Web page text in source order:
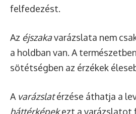
felfedezést.
Az éjszakavarázslata nem
a holdban van. A
sötétségben az érzékek
A varázslatérzése áthatja a
háttérképekezt a varázslatot